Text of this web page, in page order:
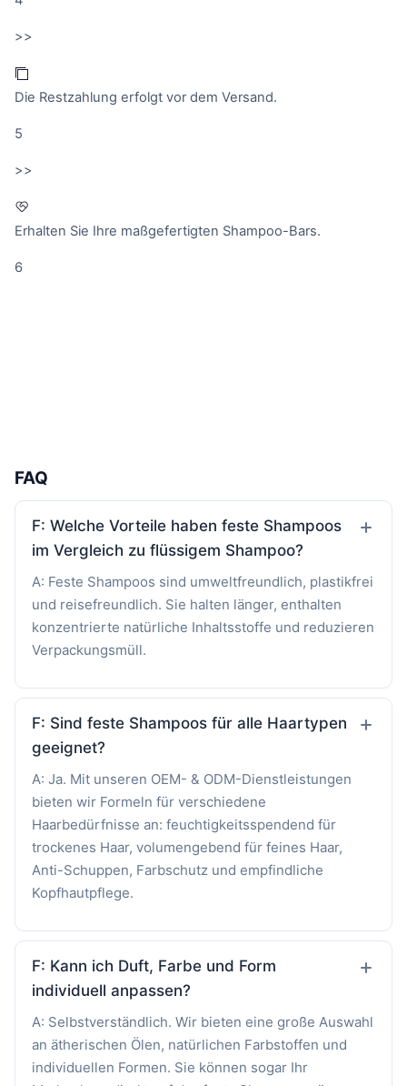
>>
Die Restzahlung erfolgt vor dem Versand.
5
>>
Erhalten Sie Ihre maßgefertigten Shampoo-Bars.
6
FAQ
F: Welche Vorteile haben feste Shampoos
im Vergleich zu flüssigem Shampoo?
A: Feste Shampoos sind umweltfreundlich, plastikfrei
und reisefreundlich. Sie halten länger, enthalten
konzentrierte natürliche Inhaltsstoffe und reduzieren
Verpackungsmüll.
F: Sind feste Shampoos für alle Haartypen
geeignet?
A: Ja. Mit unseren OEM- & ODM-Dienstleistungen
bieten wir Formeln für verschiedene
Haarbedürfnisse an: feuchtigkeitsspendend für
trockenes Haar, volumengebend für feines Haar,
Anti-Schuppen, Farbschutz und empfindliche
Kopfhautpflege.
F: Kann ich Duft, Farbe und Form
individuell anpassen?
A: Selbstverständlich. Wir bieten eine große Auswahl
an ätherischen Ölen, natürlichen Farbstoffen und
individuellen Formen. Sie können sogar Ihr